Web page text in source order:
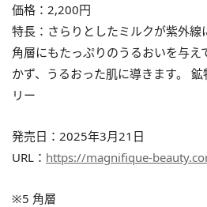
価格：2,200円
特長：さらりとしたミルクが紫外線
角層にもたっぷりのうるおいを与え
かず、うるおった肌に導きます。
リー
発売日：2025年3月21日
URL： https://magnifique-
※5 角層